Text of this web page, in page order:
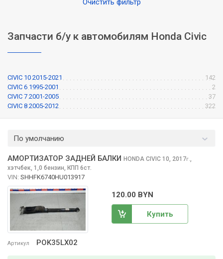
Очистить фильтр
Запчасти б/у к автомобилям Honda Civic
CIVIC 10 2015-2021
142
CIVIC 6 1995-2001
2
CIVIC 7 2001-2005
37
CIVIC 8 2005-2012
322
По умолчанию
Артикул POK35LX02
АМОРТИЗАТОР ЗАДНЕЙ БАЛКИ HONDA CIVIC 10, 2017г.,
хэтчбек, 1,0 бензин, КПП 6ст.
VIN: SHHFK6740HU013917
120.00 BYN
Купить